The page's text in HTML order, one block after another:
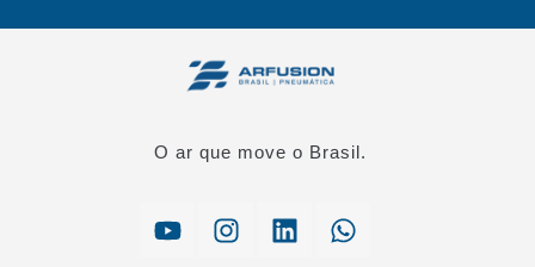
O ar que move o Brasil.